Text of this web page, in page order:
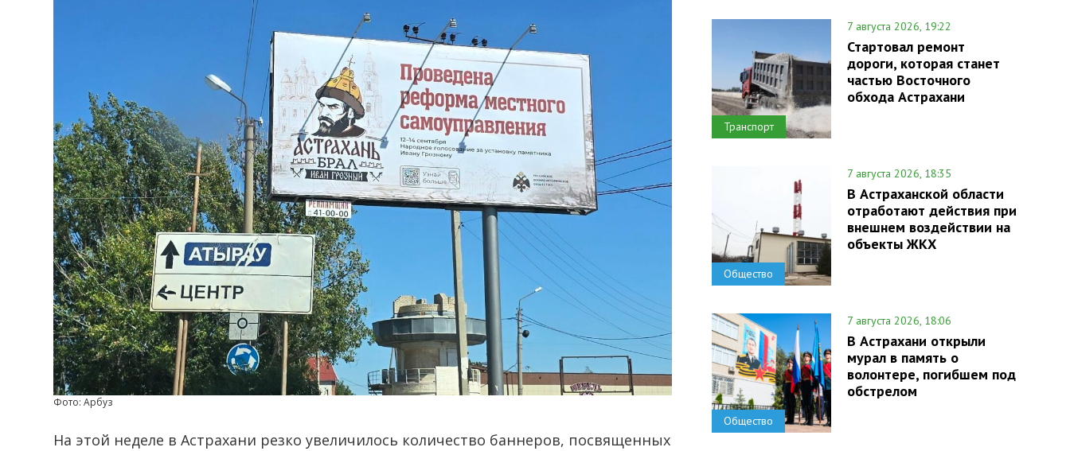
Фото: Арбуз
На этой неделе в Астрахани резко увеличилось количество баннеров, посвященных
Транспорт
7 августа 2026, 19:22
Стартовал ремонт
дороги, которая станет
частью Восточного
обхода Астрахани
Общество
7 августа 2026, 18:35
В Астраханской области
отработают действия при
внешнем воздействии на
объекты ЖКХ
Общество
7 августа 2026, 18:06
В Астрахани открыли
мурал в память о
волонтере, погибшем под
обстрелом